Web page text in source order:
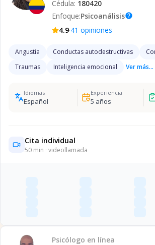
Cédula: 180420
Enfoque:Psicoanálisishelp
4.9·41 opiniones
Angustia Conductas autodestructivas
Traumas
Inteligencia emocional Ver más...
Idiomas
Español
Experiencia
5 años
Cita individual
50 min · videollamada
Psicólogo en línea